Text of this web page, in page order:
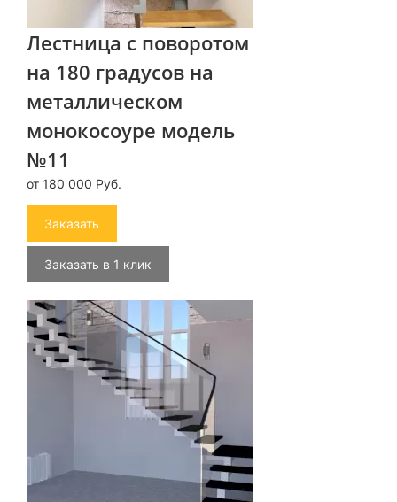
Лестница с поворотом
на 180 градусов на
металлическом
монокосоуре модель
№11
от 180 000 Руб.
Заказать
Заказать в 1 клик